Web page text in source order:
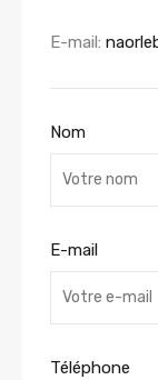
E-mail:
Nom
E-mail
Téléphone